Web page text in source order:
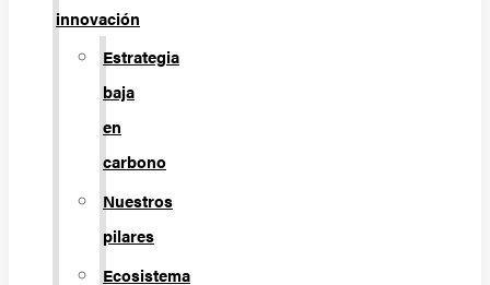
innovación
Estrategia
baja
en
carbono
Nuestros
pilares
Ecosistema